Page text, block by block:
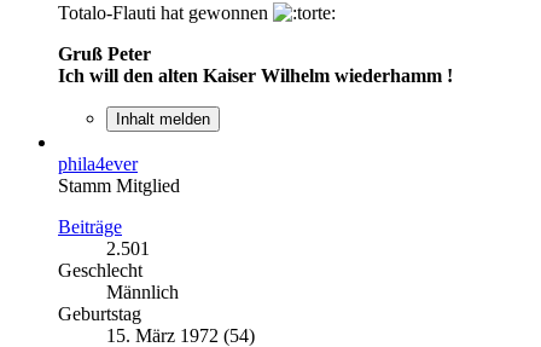
Totalo-Flauti hat gewonnen
Gruß Peter
Ich will den alten Kaiser Wilhelm wiederhamm !
Inhalt melden
phila4ever
Stamm Mitglied
Beiträge
2.501
Geschlecht
Männlich
Geburtstag
15. März 1972 (54)